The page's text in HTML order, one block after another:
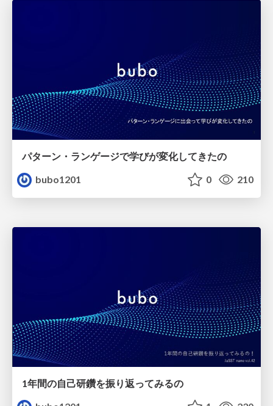
パターン・ランゲージで学びが変化してきたの
bubo1201
0 210
1年間の自己研鑽を振り返ってみるの